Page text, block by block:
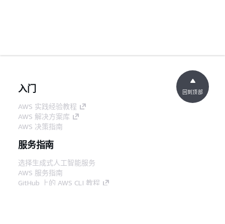
入门
AWS 实践经验教程
AWS 解决方案库
AWS 决策指南
服务指南
选择生成式人工智能服务
AWS 服务指南
GitHub 上的 AWS CLI 教程
回到顶部